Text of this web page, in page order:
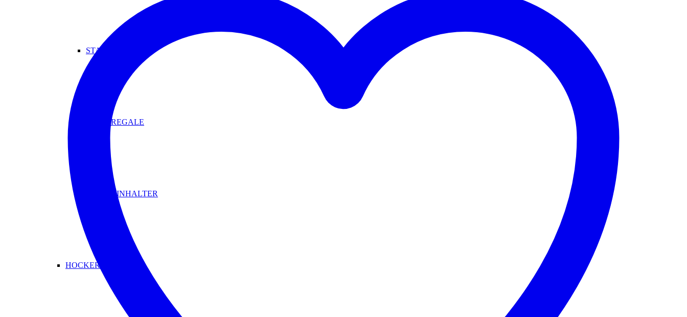
STANDREGALE
WANDREGALE
MAGAZINHALTER
HOCKER & BÄNKE